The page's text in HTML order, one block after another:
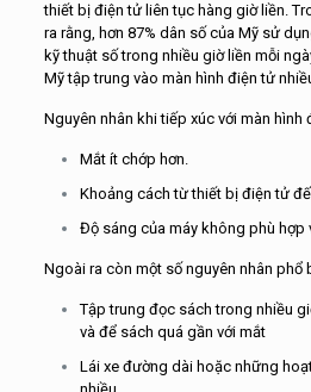
thiết bị điện tử liên tục hàng giờ liền.
ra rằng, hơn 87% dân số của Mỹ sử
kỹ thuật số trong nhiều giờ liền mỗi
Mỹ tập trung vào màn hình điện tử
Nguyên nhân khi tiếp xúc với màn hình
Mắt ít chớp hơn.
Khoảng cách từ thiết bị điện tử
Độ sáng của máy không phù hợp
Ngoài ra còn một số nguyên nhân phổ
Tập trung đọc sách trong nhiều
và để sách quá gần với mắt
Lái xe đường dài hoặc những